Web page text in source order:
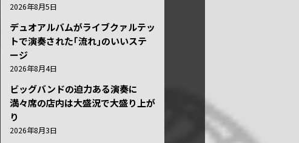
2026年8月5日
デュオアルバムがライブクァルテッ
トで演奏された｢流れ｣のいいステ
ージ
2026年8月4日
ビッグバンドの迫力ある演奏に
満々席の店内は大盛況で大盛り上が
り
2026年8月3日